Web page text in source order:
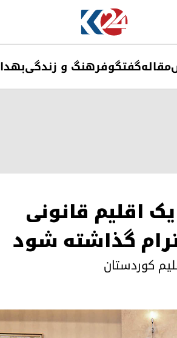
مقالهگفتگوفرهنگ و زندگی
اقلیم قانونی
گذاشته شود
کوردستان